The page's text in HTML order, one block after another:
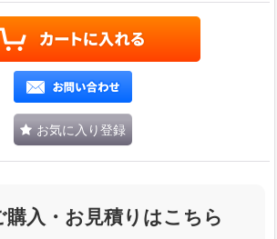
お気に入り登録
入・お見積りはこちら